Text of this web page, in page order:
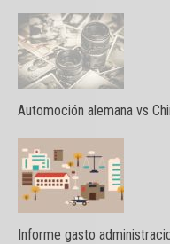
Automoción alemana vs
Informe gasto